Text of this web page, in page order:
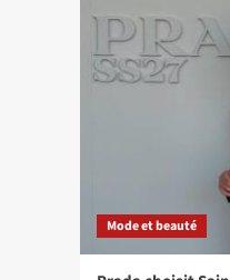
Mode et beauté